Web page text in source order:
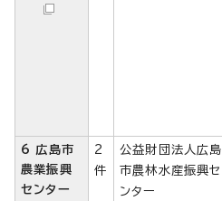
6 広島市
農業振興
センター
2
件
公益財団法人広島
市農林水産振興セ
ンター